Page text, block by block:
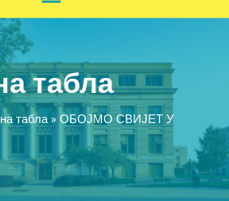
табла
табла» ОБОЈМО СВИЈЕТ У